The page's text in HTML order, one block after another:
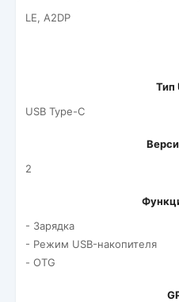
LE, A2DP
Тип
USB Type-C
2
- Зарядка
- Режим USB-накопителя
- OTG